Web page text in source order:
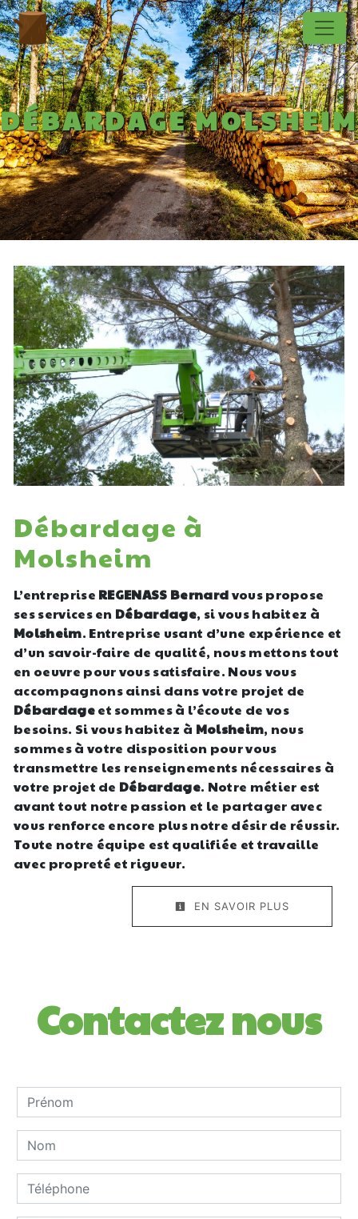
Panneau de gestion des cookies
DÉBARDAGE MOLSHEIM
Débardage à
Molsheim
L’entreprise REGENASS Bernardvous propose
ses services en Débardage, si vous habitez à
Molsheim. Entreprise usant d’une expérience et
d’un savoir-faire de qualité, nous mettons tout
en oeuvre pour vous satisfaire. Nous vous
accompagnons ainsi dans votre projet de
Débardageet sommes à l’écoute de vos
besoins. Si vous habitez à Molsheim, nous
sommes à votre disposition pour vous
transmettre les renseignements nécessaires à
votre projet de Débardage. Notre métier est
avant tout notre passion et le partager avec
vous renforce encore plus notre désir de réussir.
Toute notre équipe est qualifiée et travaille
avec propreté et rigueur.
EN SAVOIR PLUS
Contactez nous